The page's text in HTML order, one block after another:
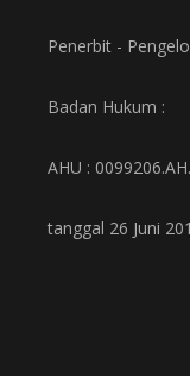
Penerbit -
Badan Hukum :
AHU :
tanggal 26 Juni